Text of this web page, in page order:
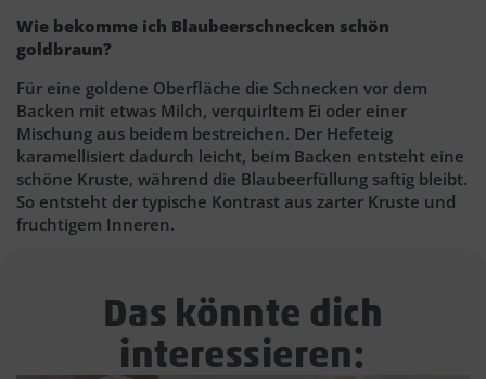
Wie bekomme ich Blaubeerschnecken schön
goldbraun?
Für eine goldene Oberfläche die Schnecken vor dem
Backen mit etwas Milch, verquirltem Ei oder einer
Mischung aus beidem bestreichen. Der Hefeteig
karamellisiert dadurch leicht, beim Backen entsteht eine
schöne Kruste, während die Blaubeerfüllung saftig bleibt.
So entsteht der typische Kontrast aus zarter Kruste und
fruchtigem Inneren.
Das könnte dich
interessieren: